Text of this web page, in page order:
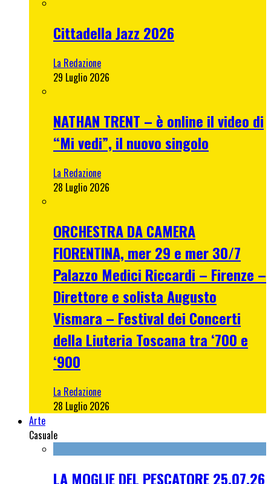
Cittadella Jazz 2026
La Redazione
29 Luglio 2026
NATHAN TRENT – è online il video di
“Mi vedi”, il nuovo singolo
La Redazione
28 Luglio 2026
ORCHESTRA DA CAMERA
FIORENTINA, mer 29 e mer 30/7
Palazzo Medici Riccardi – Firenze –
Direttore e solista Augusto
Vismara – Festival dei Concerti
della Liuteria Toscana tra ‘700 e
‘900
La Redazione
28 Luglio 2026
Arte
Casuale
LA MOGLIE DEL PESCATORE 25.07.26